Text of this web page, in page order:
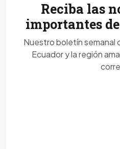
Reciba las
importantes
Nuestro boletín semanal
Ecuador y la región